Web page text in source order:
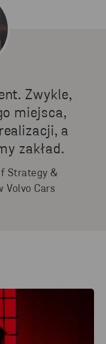
Zwykle,
miejsca,
a
zakład.
Strategy &
Volvo Cars